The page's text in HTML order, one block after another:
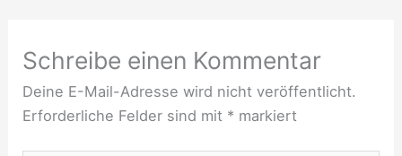
Schreibe einen Kommentar
Deine E-Mail-Adresse wird nicht veröffentlicht.
Erforderliche Felder sind mit * markiert